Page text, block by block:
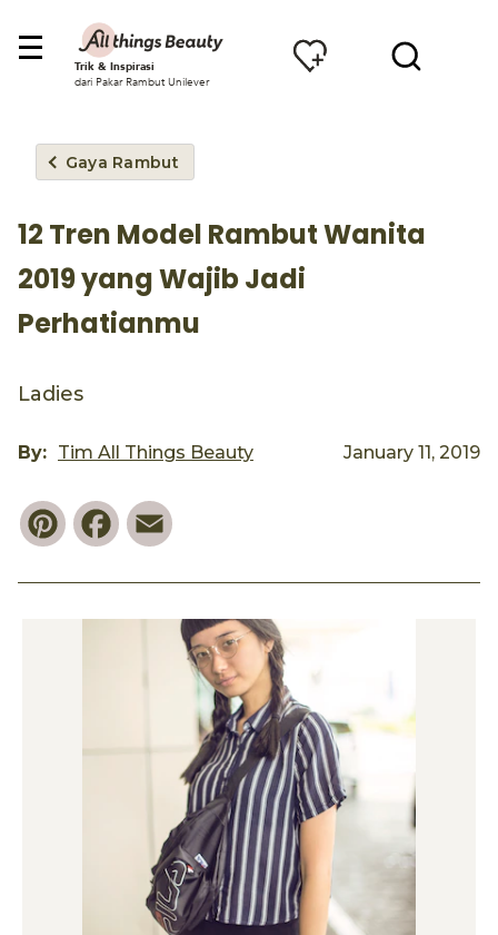
Trik & Inspirasi
dari Pakar Rambut Unilever
Gaya Rambut
12 Tren Model Rambut Wanita
2019 yang Wajib Jadi
Perhatianmu
Ladies
By: Tim All Things Beauty January 11, 2019
PinterestFacebook